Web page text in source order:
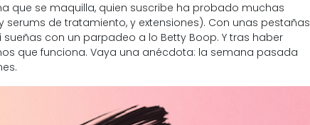
que se maquilla, quien suscribe ha probado muchas
de tratamiento, y extensiones). Con unas pestañas
con un parpadeo a lo Betty Boop. Y tras haber
que funciona. Vaya una anécdota: la semana pasada